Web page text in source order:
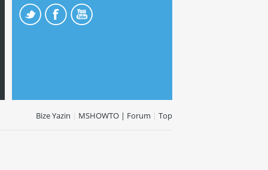
Bize Yazin | MSHOWTO | Forum | Top